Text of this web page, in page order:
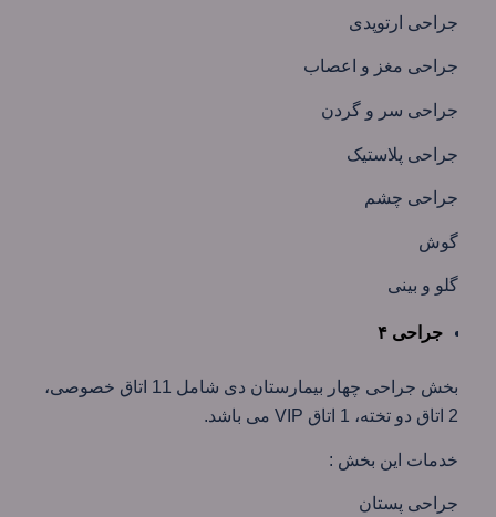
جراحی ارتوپدی
جراحی مغز و اعصاب
جراحی سر و گردن
جراحی پلاستیک
جراحی چشم
گوش
گلو و بینی
جراحی ۴
بخش جراحی چهار بیمارستان دی شامل 11 اتاق خصوصی،
2 اتاق دو تخته، 1 اتاق VIP می باشد.
خدمات این بخش :
جراحی پستان